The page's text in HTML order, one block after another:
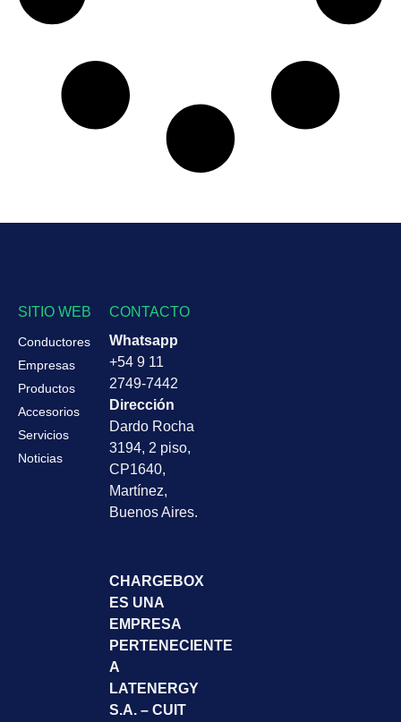
SITIO WEB
Conductores
Empresas
Productos
Accesorios
Servicios
Noticias
CONTACTO
Whatsapp
+54 9 11
2749-7442
Dirección
Dardo Rocha
3194, 2 piso,
CP1640,
Martínez,
Buenos Aires.
CHARGEBOX
ES UNA
EMPRESA
PERTENECIENTE
A
LATENERGY
S.A. – CUIT